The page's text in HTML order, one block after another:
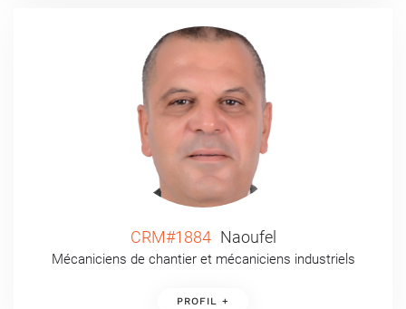
CRM#1884 Naoufel
Mécaniciens de chantier et mécaniciens industriels
PROFIL +